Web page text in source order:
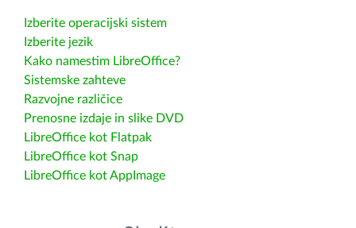
Izberite operacijski sistem
Izberite jezik
Kako namestim LibreOffice?
Sistemske zahteve
Razvojne različice
Prenosne izdaje in slike DVD
LibreOffice kot Flatpak
LibreOffice kot Snap
LibreOffice kot AppImage